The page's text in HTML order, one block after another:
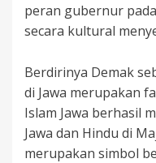
peran gubernur
secara kultural
Berdirinya Demak
di Jawa merupakan
Islam Jawa berhasil
Jawa dan Hindu di
merupakan simbol